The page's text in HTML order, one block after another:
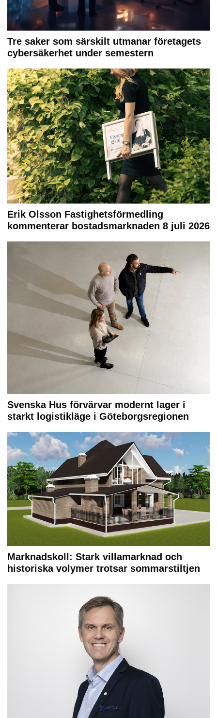
Tre saker som särskilt utmanar företagets
cybersäkerhet under semestern
Erik Olsson Fastighetsförmedling
kommenterar bostadsmarknaden 8 juli 2026
Svenska Hus förvärvar modernt lager i
starkt logistikläge i Göteborgsregionen
Marknadskoll: Stark villamarknad och
historiska volymer trotsar sommarstiltjen